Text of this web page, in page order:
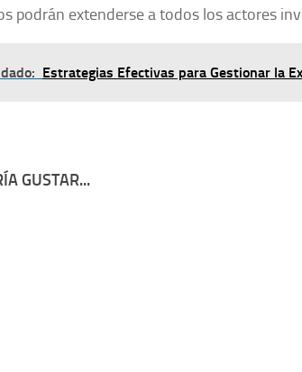
podrán extenderse a todos los actores
Estrategias Efectivas para Gestionar la
GUSTAR...